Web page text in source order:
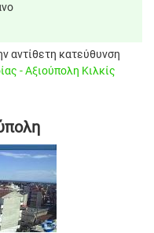
αντίθετη κατεύθυνση
- Αξιούπολη Κιλκίς